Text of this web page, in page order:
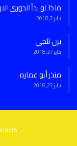
ماذا لو بدأ الدوري الاردني
يناير 7, 2018
يزن ثلجي
يناير 27, 2018
منذر أبو عماره
يناير 27, 2018
كافة